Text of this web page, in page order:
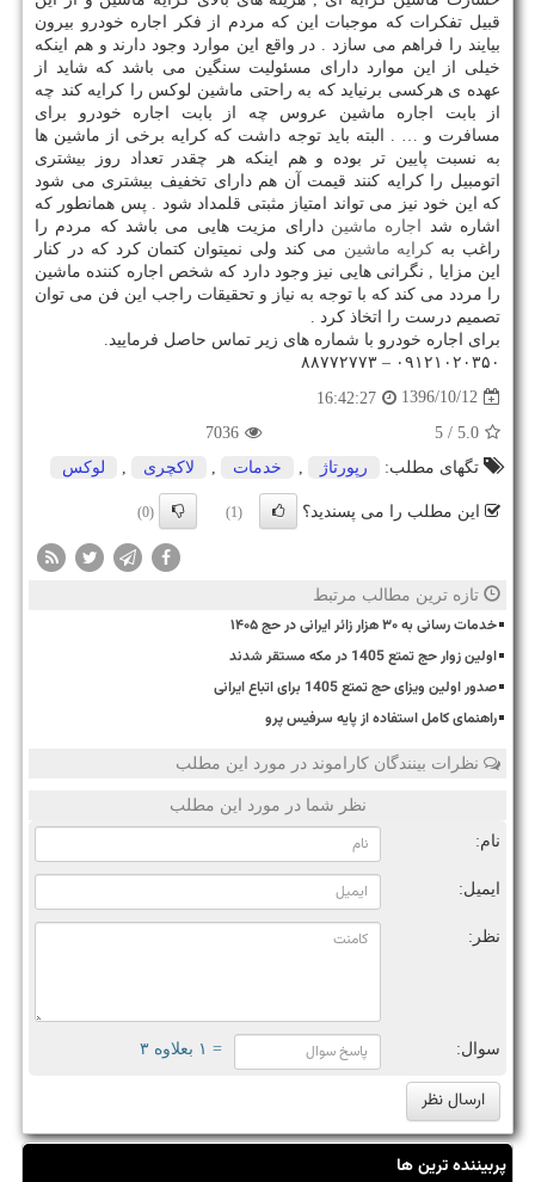
قبیل تفکرات که موجبات این که مردم از فکر اجاره خودرو بیرون
بیایند را فراهم می سازد . در واقع این موارد وجود دارند و هم اینکه
خیلی از این موارد دارای مسئولیت سنگین می باشد که شاید از
عهده ی هرکسی برنیاید که به راحتی ماشین لوکس را کرایه کند چه
از بابت اجاره ماشین عروس چه از بابت اجاره خودرو برای
مسافرت و … . البته باید توجه داشت که کرایه برخی از ماشین ها
به نسبت پایین تر بوده و هم اینکه هر چقدر تعداد روز بیشتری
اتومبیل را کرایه کنند قیمت آن هم دارای تخفیف بیشتری می شود
که این خود نیز می تواند امتیاز مثبتی قلمداد شود . پس همانطور که
اشاره شد
اجاره ماشین دارای مزیت هایی می باشد که مردم را
راغب به کرایه ماشین می کند ولی نمیتوان کتمان کرد که در کنار
این مزایا , نگرانی هایی نیز وجود دارد که شخص اجاره کننده ماشین
را مردد می کند که با توجه به نیاز و تحقیقات راجب این فن می توان
تصمیم درست را اتخاذ کرد .
برای اجاره خودرو با شماره های زیر تماس حاصل فرمایید.
۰۹۱۲۱۰۲۰۳۵۰ – ۸۸۷۷۲۷۷۳
1396/10/12
16:42:27
5.0
/ 5
7036
تگهای مطلب:
رپورتاژ , خدمات , لاكچری , لوكس
این مطلب را می پسندید؟ (1)
(0)
تازه ترین مطالب مرتبط
خدمات رسانی به ۳۰ هزار زائر ایرانی در حج ۱۴۰۵
اولین زوار حج تمتع 1405 در مکه مستقر شدند
صدور اولین ویزای حج تمتع 1405 برای اتباع ایرانی
راهنمای کامل استفاده از پایه سرفیس پرو
نظرات بینندگان کاراموند در مورد این مطلب
نظر شما در مورد این مطلب
نام:
ایمیل:
نظر:
سوال: = ۱ بعلاوه ۳
پربیننده ترین ها